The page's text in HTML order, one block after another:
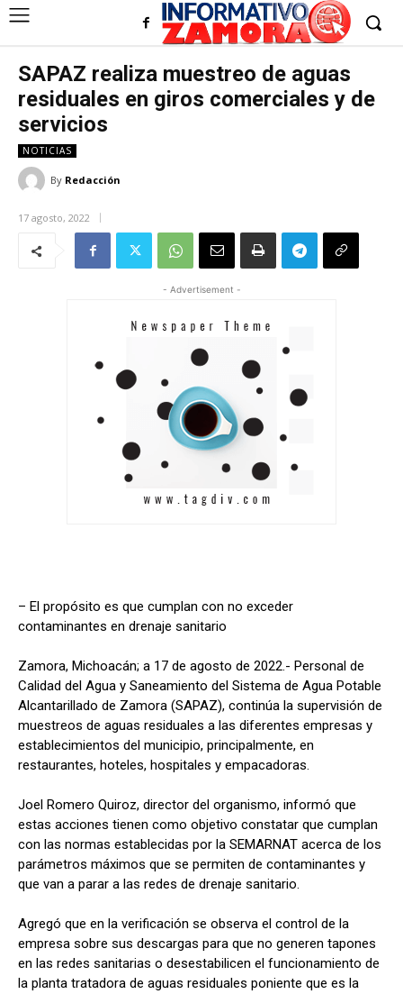
SAPAZ realiza muestreo de aguas
residuales en giros comerciales y de
servicios
NOTICIAS
By Redacción
17 agosto, 2022
- Advertisement -
– El propósito es que cumplan con no exceder
contaminantes en drenaje sanitario
Zamora, Michoacán; a 17 de agosto de 2022.- Personal de
Calidad del Agua y Saneamiento del Sistema de Agua Potable
Alcantarillado de Zamora (SAPAZ), continúa la supervisión de
muestreos de aguas residuales a las diferentes empresas y
establecimientos del municipio, principalmente, en
restaurantes, hoteles, hospitales y empacadoras.
Joel Romero Quiroz, director del organismo, informó que
estas acciones tienen como objetivo constatar que cumplan
con las normas establecidas por la SEMARNAT acerca de los
parámetros máximos que se permiten de contaminantes y
que van a parar a las redes de drenaje sanitario.
Agregó que en la verificación se observa el control de la
empresa sobre sus descargas para que no generen tapones
en las redes sanitarias o desestabilicen el funcionamiento de
la planta tratadora de aguas residuales poniente que es la